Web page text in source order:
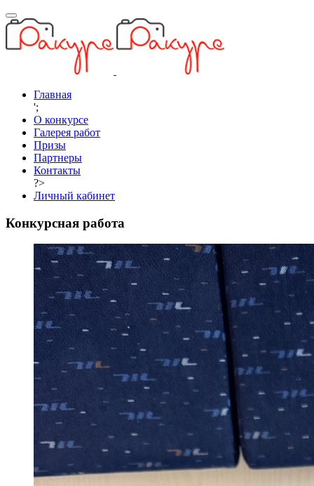
Главная
';
О конкурсе
Галерея работ
Призы
Партнеры
Контакты
?>
Личный кабинет
Конкурсная работа